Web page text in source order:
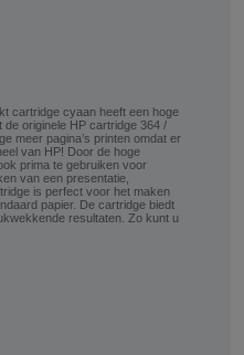
cartridge cyaan heeft een hoge
originele HP cartridge 364 /
meer pagina’s printen omdat er
van HP! Door de hoge
prima te gebruiken voor
van een presentatie,
is perfect voor het maken
papier. De cartridge biedt
resultaten. Zo kunt u